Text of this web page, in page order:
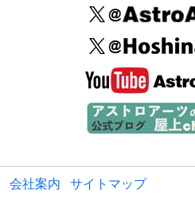
会社案内 サイトマップ